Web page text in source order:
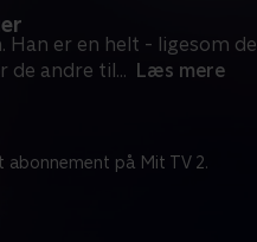
Han er en helt - ligesom de
de andre til... Læs mere
abonnement på Mit TV 2.